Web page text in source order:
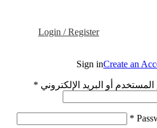
Login / Register
Sign inCreate an
أو البريد الإلكتروني *
*